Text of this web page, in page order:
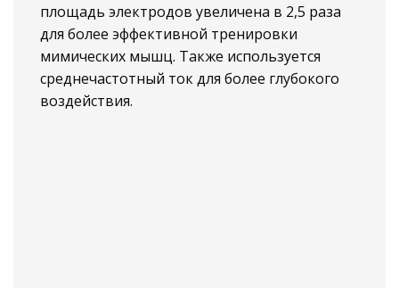
площадь электродов увеличена в 2,5 раза
для более эффективной тренировки
мимических мышц. Также используется
среднечастотный ток для более глубокого
воздействия.